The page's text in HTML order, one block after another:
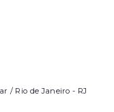
/ Rio de Janeiro - RJ